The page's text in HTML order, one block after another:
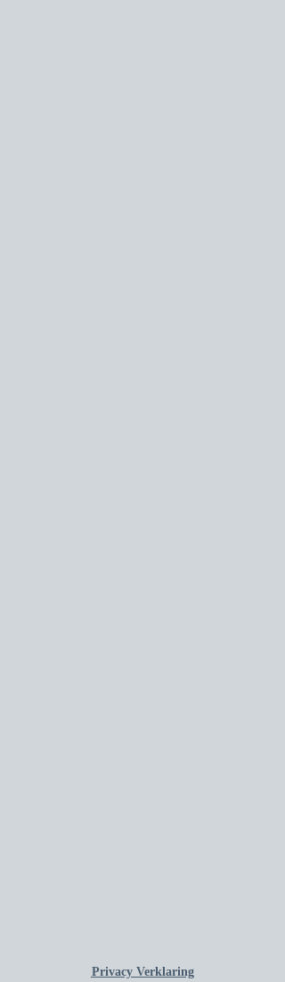
Privacy Verklaring